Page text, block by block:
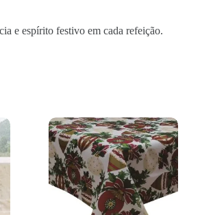
e espírito festivo em cada refeição.